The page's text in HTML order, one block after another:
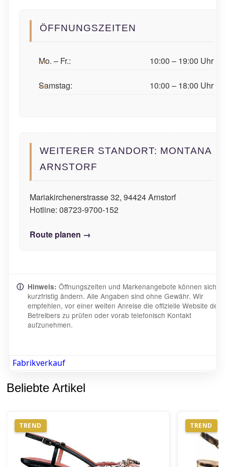
ÖFFNUNGSZEITEN
Mo. – Fr.: 10:00 – 19:00 Uhr
Samstag: 10:00 – 18:00 Uhr
WEITERER STANDORT: MONTANA
ARNSTORF
Mariakirchenerstrasse 32, 94424 Arnstorf
Hotline: 08723-9700-152
Route planen →
ⓘ Hinweis: Öffnungszeiten und Markenangebote können sich
kurzfristig ändern. Alle Angaben sind ohne Gewähr. Wir
empfehlen, vor einer weiten Anreise die offizielle Website des
Betreibers zu prüfen oder vorab telefonisch Kontakt
aufzunehmen.
Fabrikverkauf
Beliebte Artikel
TREND TREND